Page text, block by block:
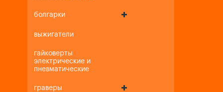
болгарки
выжигатели
гайковерты
электрические и
пневматические
граверы